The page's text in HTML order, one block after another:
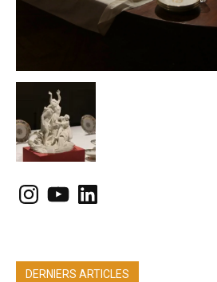
Instagram
YouTubeLinkedIn
DERNIERS ARTICLES